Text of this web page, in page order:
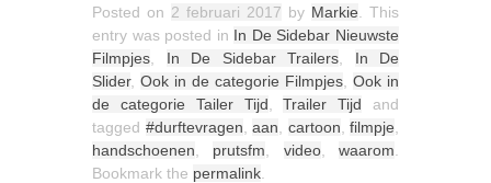
Posted on 2 februari 2017 by Markie . This
entry was posted in In De Sidebar Nieuwste
Filmpjes
In De Sidebar Trailers
In De
Slider, Ook in de categorie Filmpjes Ook in
de categorie Tailer Tijd ,Trailer Tijd and
tagged #durftevragen aan cartoon filmpje
handschoenen
prutsfm video,waarom
Bookmark the permalink